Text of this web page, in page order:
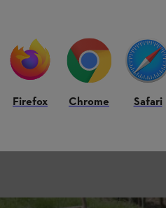
Firefox Chrome Safari